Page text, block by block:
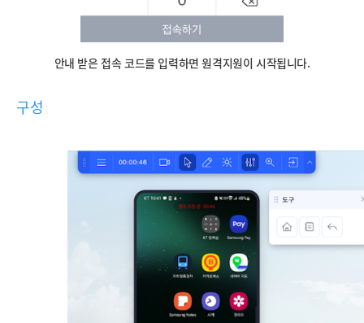
안내 받은 접속 코드를 입력하면 원격지원이 시작됩니다.
구성